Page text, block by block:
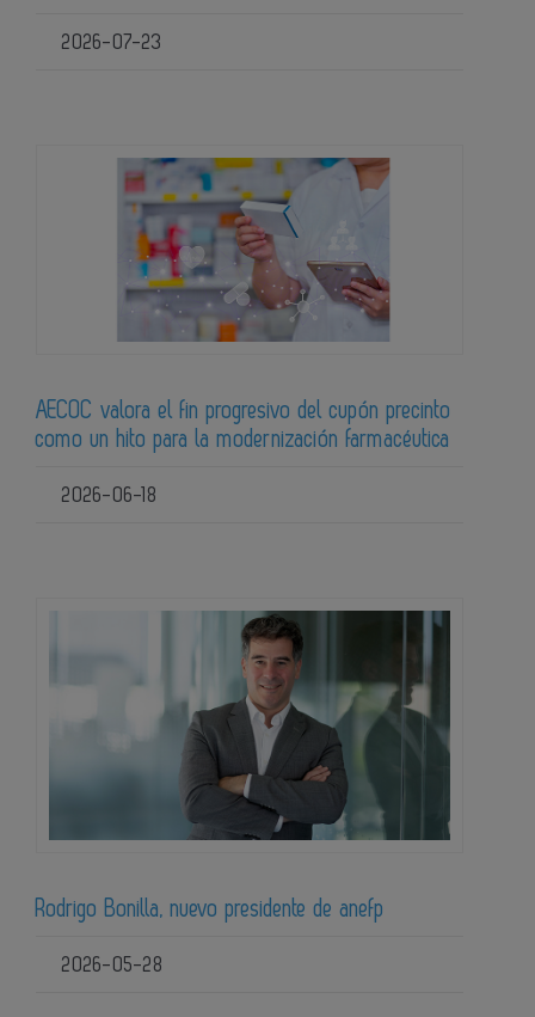
2026-07-23
AECOC valora el fin progresivo del cupón precinto
como un hito para la modernización farmacéutica
2026-06-18
Rodrigo Bonilla, nuevo presidente de anefp
2026-05-28